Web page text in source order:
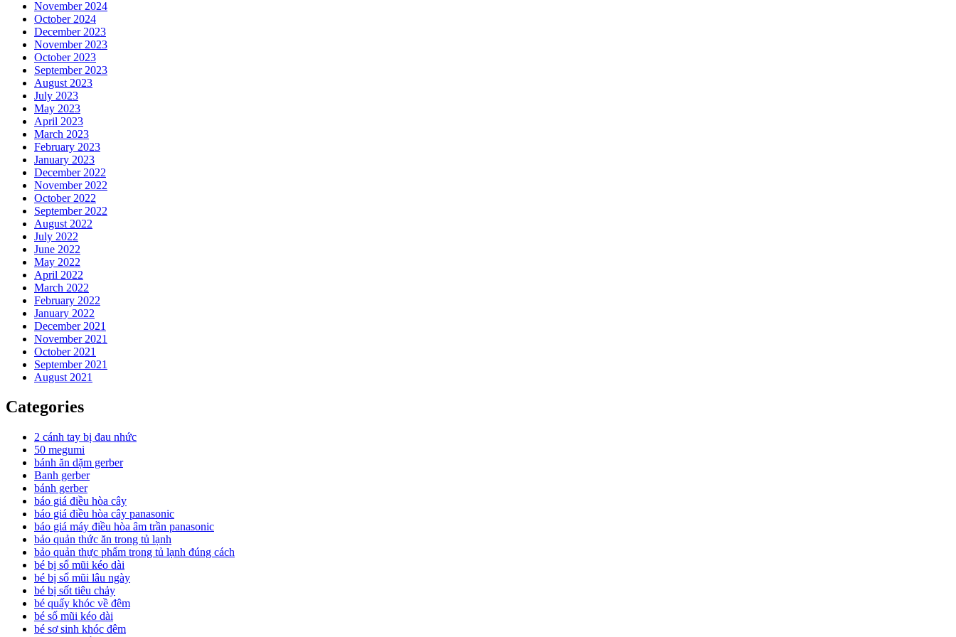
November 2024
October 2024
December 2023
November 2023
October 2023
September 2023
August 2023
July 2023
May 2023
April 2023
March 2023
February 2023
January 2023
December 2022
November 2022
October 2022
September 2022
August 2022
July 2022
June 2022
May 2022
April 2022
March 2022
February 2022
January 2022
December 2021
November 2021
October 2021
September 2021
August 2021
Categories
2 cánh tay bị đau nhức
50 megumi
bánh ăn dặm gerber
Banh gerber
bánh gerber
báo giá điều hòa cây
báo giá điều hòa cây panasonic
báo giá máy điều hòa âm trần panasonic
bảo quản thức ăn trong tủ lạnh
bảo quản thực phẩm trong tủ lạnh đúng cách
bé bị sổ mũi kéo dài
bé bị sổ mũi lâu ngày
bé bị sốt tiêu chảy
bé quấy khóc về đêm
bé sổ mũi kéo dài
bé sơ sinh khóc đêm